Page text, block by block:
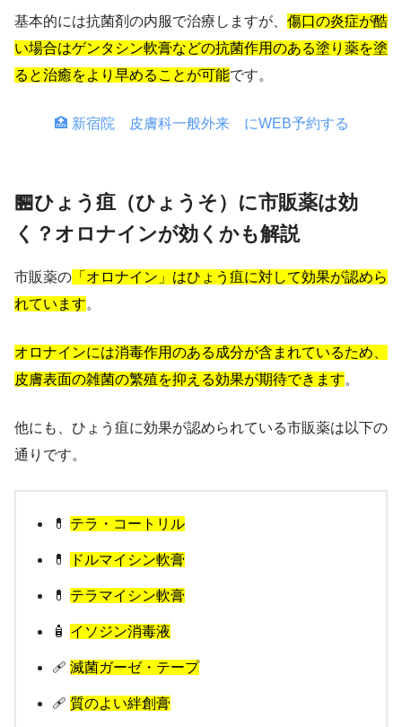
基本的には抗菌剤の内服で治療しますが、 傷口の炎症が酷
い場合はゲンタシン軟膏などの抗菌作用のある塗り薬を塗
ると治癒をより早めることが可能です。
🏥 新宿院 皮膚科一般外来 にWEB予約する
🏪ひょう疽（ひょうそ）に市販薬は効
く？オロナインが効くかも解説
市販薬の 「オロナイン」はひょう疽に対して効果が認めら
れています。
オロナインには消毒作用のある成分が含まれているため、
皮膚表面の雑菌の繁殖を抑える効果が期待できます。
他にも、ひょう疽に効果が認められている市販薬は以下の
通りです。
💊 テラ・コートリル
💊 ドルマイシン軟膏
💊 テラマイシン軟膏
🧴 イソジン消毒液
🩹 滅菌ガーゼ・テープ
🩹 質のよい絆創膏